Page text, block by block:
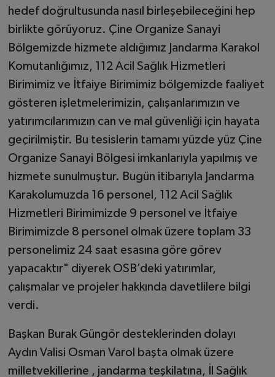
hedef doğrultusunda nasıl birleşebileceğini hep
birlikte görüyoruz. Çine Organize Sanayi
Bölgemizde hizmete aldığımız Jandarma Karakol
Komutanlığımız, 112 Acil Sağlık Hizmetleri
Birimimiz ve İtfaiye Birimimiz bölgemizde faaliyet
gösteren işletmelerimizin, çalışanlarımızın ve
yatırımcılarımızın can ve mal güvenliği için hayata
geçirilmiştir. Bu tesislerin tamamı yüzde yüz Çine
Organize Sanayi Bölgesi imkanlarıyla yapılmış ve
hizmete sunulmuştur. Bugün itibarıyla Jandarma
Karakolumuzda 16 personel, 112 Acil Sağlık
Hizmetleri Birimimizde 9 personel ve İtfaiye
Birimimizde 8 personel olmak üzere toplam 33
personelimiz 24 saat esasına göre görev
yapacaktır" diyerek OSB’deki yatırımlar,
çalışmalar ve projeler hakkında davetlilere bilgi
verdi.
Başkan Burak Güngör desteklerinden dolayı
Aydın Valisi Osman Varol başta olmak üzere
milletvekillerine , jandarma teşkilatına, İl Sağlık